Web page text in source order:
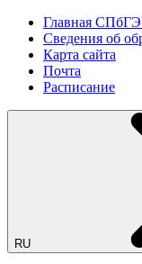
Главная
Сведения об
Карта сайта
Почта
Расписание
RU